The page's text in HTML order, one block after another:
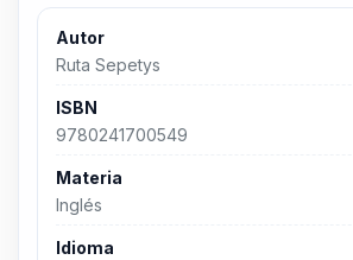
Autor
Ruta Sepetys
ISBN
9780241700549
Materia
Inglés
Idioma